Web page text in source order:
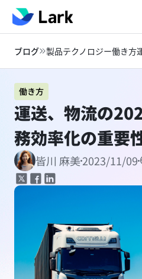
ブログ 製品テクノロジー働き方
働き方
運送、物流の
務効率化の重要
皆川 麻美2023/11/09